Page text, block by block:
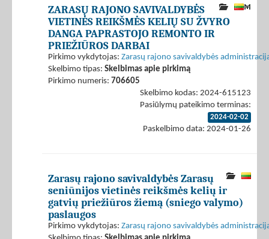
ZARASŲ RAJONO SAVIVALDYBĖS
VIETINĖS REIKŠMĖS KELIŲ SU ŽVYRO
DANGA PAPRASTOJO REMONTO IR
PRIEŽIŪROS DARBAI
Pirkimo vykdytojas: Zarasų rajono savivaldybės
Skelbimo tipas: Skelbimas apie pirkimą
Pirkimo numeris: 706605
Skelbimo kodas: 2024-615123
Pasiūlymų pateikimo terminas:
2024-02-02
Paskelbimo data: 2024-01-26
Zarasų rajono savivaldybės Zarasų
seniūnijos vietinės reikšmės kelių ir
gatvių priežiūros žiemą (sniego valymo)
paslaugos
Pirkimo vykdytojas: Zarasų rajono savivaldybės